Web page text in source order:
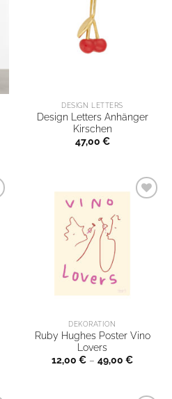
DESIGN LETTERS
Design Letters Anhänger
Kirschen
47,00 €
DEKORATION
Ruby Hughes Poster Vino
Lovers
12,00 € – 49,00 €